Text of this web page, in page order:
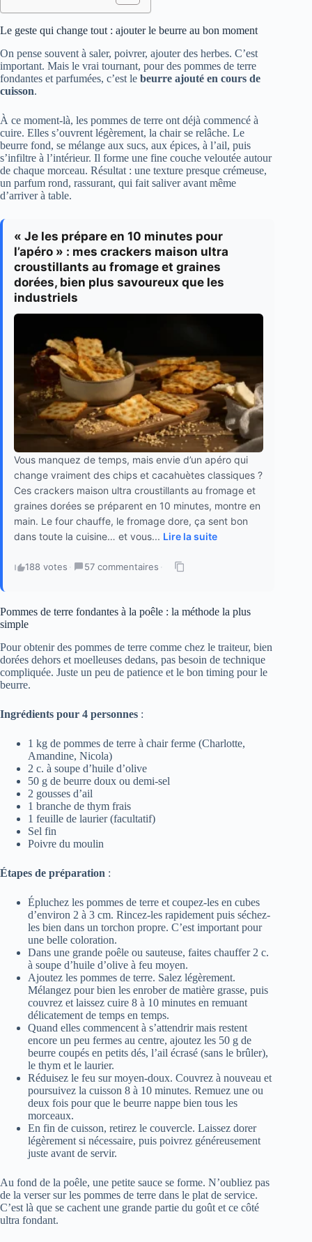
Le geste qui change tout : ajouter le beurre au bon moment
On pense souvent à saler, poivrer, ajouter des herbes. C’est
important. Mais le vrai tournant, pour des pommes de terre
fondantes et parfumées, c’est le beurre ajouté en cours de
cuisson.
À ce moment-là, les pommes de terre ont déjà commencé à
cuire. Elles s’ouvrent légèrement, la chair se relâche. Le
beurre fond, se mélange aux sucs, aux épices, à l’ail, puis
s’infiltre à l’intérieur. Il forme une fine couche veloutée autour
de chaque morceau. Résultat : une texture presque crémeuse,
un parfum rond, rassurant, qui fait saliver avant même
d’arriver à table.
« Je les prépare en 10 minutes pour
l’apéro » : mes crackers maison ultra
croustillants au fromage et graines
dorées, bien plus savoureux que les
industriels
Vous manquez de temps, mais envie d’un apéro qui
change vraiment des chips et cacahuètes classiques ?
Ces crackers maison ultra croustillants au fromage et
graines dorées se préparent en 10 minutes, montre en
main. Le four chauffe, le fromage dore, ça sent bon
dans toute la cuisine… et vous... Lire la suite
188 votes · 57 commentaires ·
Pommes de terre fondantes à la poêle : la méthode la plus
simple
Pour obtenir des pommes de terre comme chez le traiteur, bien
dorées dehors et moelleuses dedans, pas besoin de technique
compliquée. Juste un peu de patience et le bon timing pour le
beurre.
Ingrédients pour 4 personnes :
1 kg de pommes de terre à chair ferme (Charlotte,
Amandine, Nicola)
2 c. à soupe d’huile d’olive
50 g de beurre doux ou demi-sel
2 gousses d’ail
1 branche de thym frais
1 feuille de laurier (facultatif)
Sel fin
Poivre du moulin
Étapes de préparation :
Épluchez les pommes de terre et coupez-les en cubes
d’environ 2 à 3 cm. Rincez-les rapidement puis séchez-
les bien dans un torchon propre. C’est important pour
une belle coloration.
Dans une grande poêle ou sauteuse, faites chauffer 2 c.
à soupe d’huile d’olive à feu moyen.
Ajoutez les pommes de terre. Salez légèrement.
Mélangez pour bien les enrober de matière grasse, puis
couvrez et laissez cuire 8 à 10 minutes en remuant
délicatement de temps en temps.
Quand elles commencent à s’attendrir mais restent
encore un peu fermes au centre, ajoutez les 50 g de
beurre coupés en petits dés, l’ail écrasé (sans le brûler),
le thym et le laurier.
Réduisez le feu sur moyen-doux. Couvrez à nouveau et
poursuivez la cuisson 8 à 10 minutes. Remuez une ou
deux fois pour que le beurre nappe bien tous les
morceaux.
En fin de cuisson, retirez le couvercle. Laissez dorer
légèrement si nécessaire, puis poivrez généreusement
juste avant de servir.
Au fond de la poêle, une petite sauce se forme. N’oubliez pas
de la verser sur les pommes de terre dans le plat de service.
C’est là que se cachent une grande partie du goût et ce côté
ultra fondant.